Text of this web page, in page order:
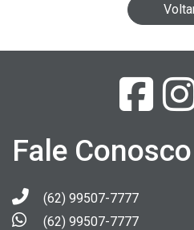
Fale Conosco
(62) 99507-7777
(62) 99507-7777